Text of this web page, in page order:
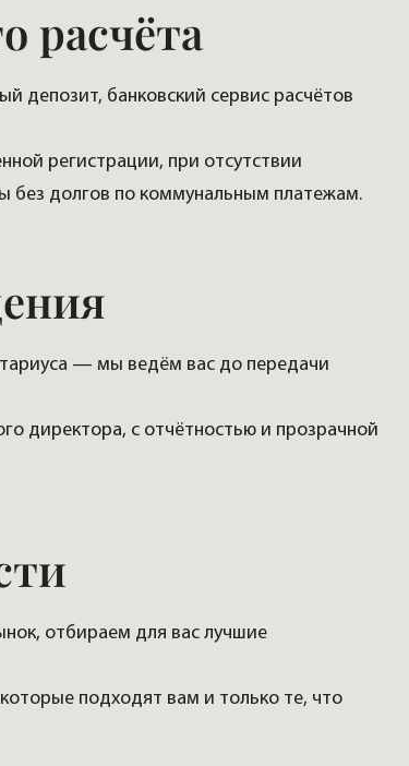
расчёта
депозит, банковский сервис расчётов
регистрации, при отсутствии
без долгов по коммунальным платежам.
— мы ведём вас до передачи
директора, с отчётностью и прозрачной
отбираем для вас лучшие
подходят вам и только те, что